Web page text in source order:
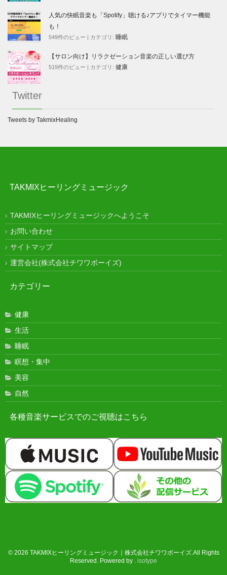
人気の快眠音楽も「Spotify」聴ける♪アプリでタイマー機能
も！
549件のビュー | カテゴリ: 睡眠
【サロン向け】リラクゼーション音楽の正しい選び方
519件のビュー | カテゴリ: 健康
Twitter
Tweets by TakmixHealing
TAKMIXヒーリングミュージック
TAKMIXヒーリングミュージックへようこそ
お問い合わせ
サイトマップ
運営会社(株式会社チワワボーイズ)
カテゴリー
健康
生活
睡眠
瞑想・集中
美容
自然
各種音楽サービスでのご視聴はこちら
© 2026 TAKMIXヒーリングミュージック｜株式会社チワワボーイズ.All Rights
Reserved. Powered by . isotype